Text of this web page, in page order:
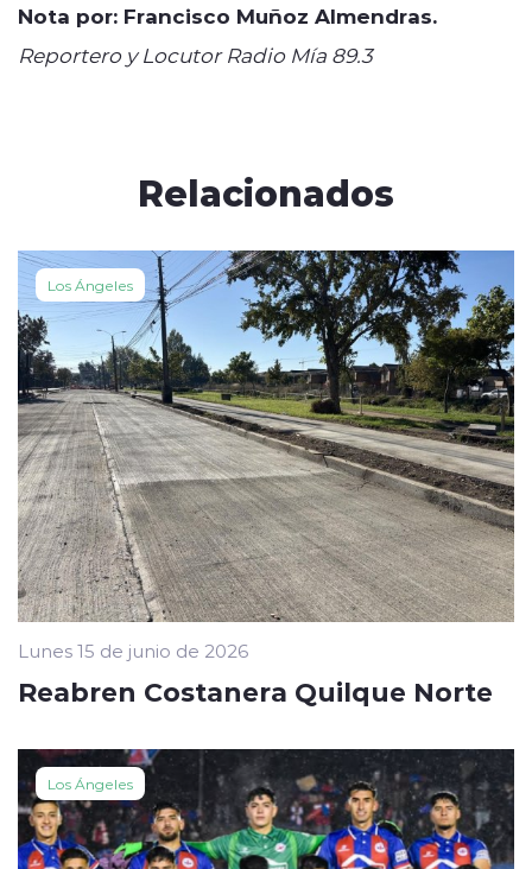
Nota por: Francisco Muñoz Almendras.
Reportero y Locutor Radio Mía 89.3
Relacionados
Los Ángeles
Lunes 15 de junio de 2026
Reabren Costanera Quilque Norte
Los Ángeles